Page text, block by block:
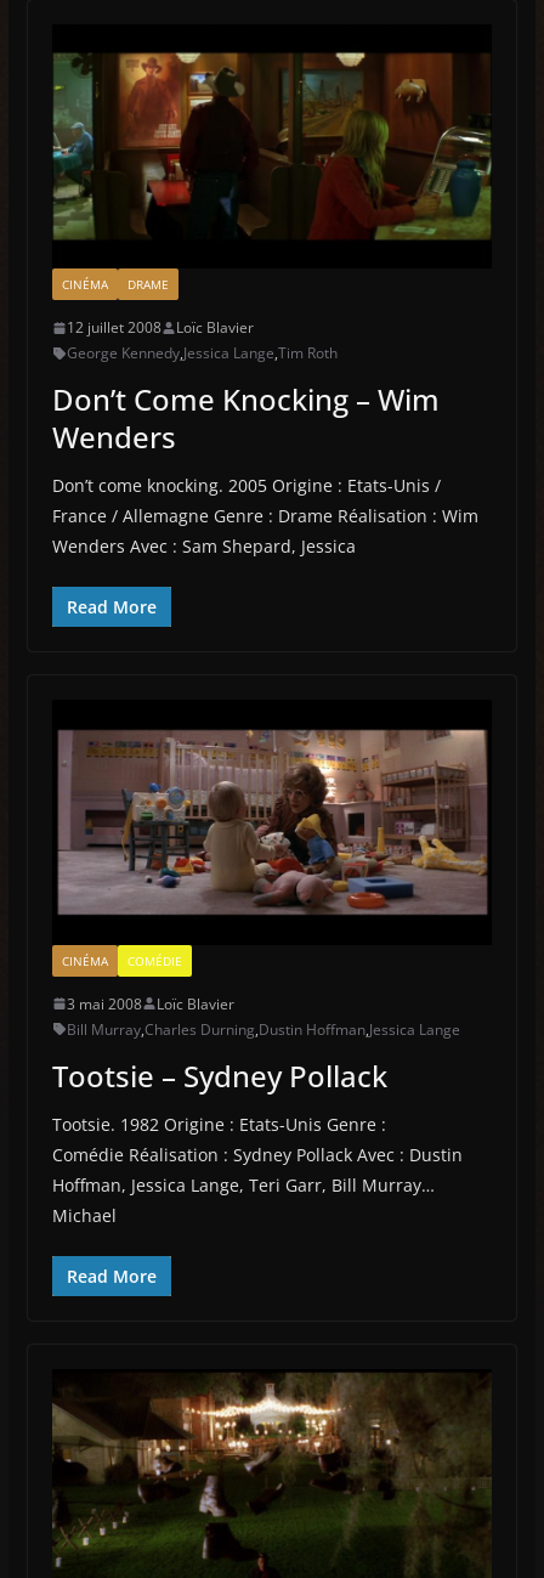
CINÉMA DRAME
12 juillet 2008
Loïc Blavier
George Kennedy,Jessica Lange,Tim Roth
Don’t Come Knocking – Wim
Wenders
Don’t come knocking. 2005 Origine : Etats-Unis /
France / Allemagne Genre : Drame Réalisation : Wim
Wenders Avec : Sam Shepard, Jessica
Read More
CINÉMA COMÉDIE
3 mai 2008
Loïc Blavier
Bill Murray,Charles Durning,Dustin Hoffman,Jessica Lange
Tootsie – Sydney Pollack
Tootsie. 1982 Origine : Etats-Unis Genre :
Comédie Réalisation : Sydney Pollack Avec : Dustin
Hoffman, Jessica Lange, Teri Garr, Bill Murray…
Michael
Read More